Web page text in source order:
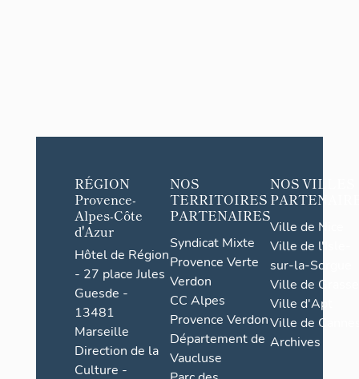
RÉGION
Provence-
Alpes-Côte
d'Azur
Hôtel de Région
- 27 place Jules
Guesde -
13481
Marseille
Direction de la
Culture -
NOS
TERRITOIRES
PARTENAIRES
Syndicat Mixte
Provence Verte
Verdon
CC Alpes
Provence Verdon
Département de
Vaucluse
NOS VILLES
Ville de Nice
Ville de l'Isle-
sur-la-Sorgue
Ville de Grasse
Ville d'Apt
Ville de
Archives